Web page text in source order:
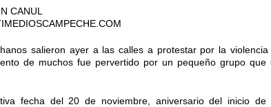
CANUL
salieron ayer a las calles a protestar por la
de muchos fue pervertido por un pequeño grupo que
fecha del 20 de noviembre, aniversario del inicio de